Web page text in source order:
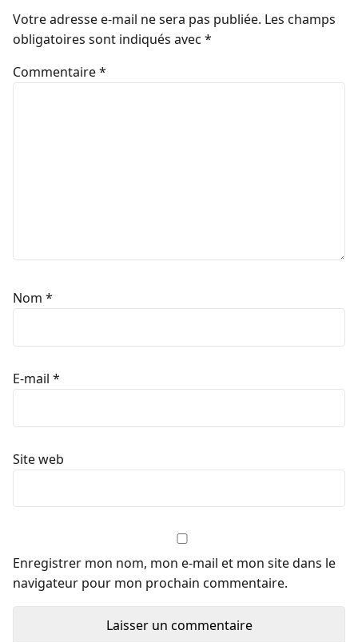
Votre adresse e-mail ne sera pas publiée. Les champs
obligatoires sont indiqués avec *
Commentaire*
Nom *
E-mail *
Site web
Enregistrer mon nom, mon e-mail et mon site dans le
navigateur pour mon prochain commentaire.